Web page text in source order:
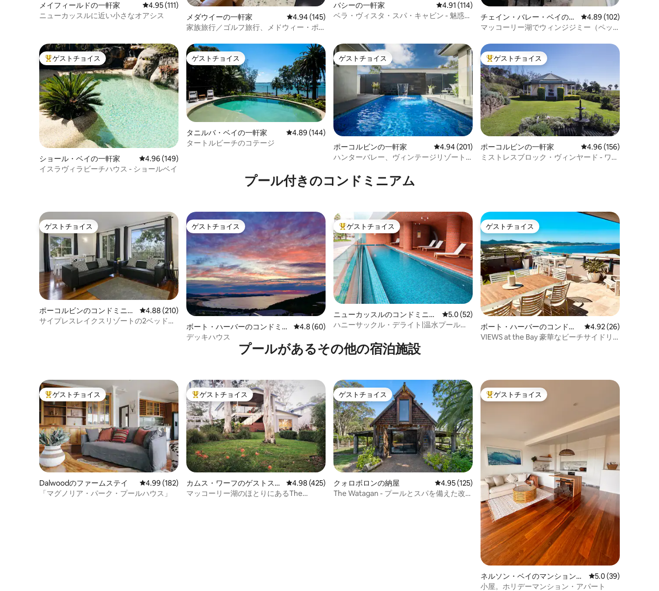
メイフィールドの一軒家 レビュー111件、5つ星中4.95つ星の平均評価
4.95 (111)
ニューカッスルに近い小さなオアシス
メダウイーの一軒家 レビュー145件、5つ星中4.94つ星の平均評価
4.94 (145)
家族旅行／ゴルフ旅行、メドウィー・ポ
バシーの一軒家 レビュー114件、5つ星中4.91つ星の平均評価
4.91 (114)
ベラ・ヴィスタ・スパ・キャビン - 魅惑の
チェイン・バレー・ベイの一
軒家
レビュー102件、5つ
4.89 (102)
マッコーリー湖でウィンジジミー（ペッ
大好評のゲストチョイスです。
ゲストチョイス
ショール・ベイの一軒家 レビュー149件、5つ星中4.96つ星の平均評価
4.96 (149)
イスラヴィラビーチハウス - ショールベイ
ゲストチョイス
ゲストチョイス
タニルバ・ベイの一軒家 レビュー144件、5つ星中4.89つ星の平均評価
4.89 (144)
タートルビーチのコテージ
ゲストチョイス
ゲストチョイス
ポーコルビンの一軒家 レビュー201件、5つ星中4.94つ星の平均評価
4.94 (201)
ハンターバレー、ヴィンテージリゾート
大好評のゲストチョイスです。
ゲストチョイス
ポーコルビンの一軒家 レビュー156件、5つ
4.96 (156)
ミストレスブロック・ヴィンヤード - ワン
プール付きのコンドミニアム
ゲストチョイス
ゲストチョイス
ポーコルビンのコンドミニア
ム
レビュー210件、5つ星中4.88つ星の平均評価
4.88 (210)
サイプレスレイクスリゾートの2ベッドル
ゲストチョイス
ゲストチョイス
ボート・ハーバーのコンドミニ
アム
レビュー60件、5つ星中4.8つ星の平均評価
4.8 (60)
デッキハウス
大好評のゲストチョイスです。
ゲストチョイス
ニューカッスルのコンドミニア
ム
レビュー52件、5つ星中5.0つ星の平均評価
5.0 (52)
ハニーサックル・デライト|温水プール、
ゲストチョイス
ゲストチョイス
ボート・ハーバーのコンドミ
ニアム
レビュー26件、5つ星
4.92 (26)
VIEWS at the Bay 豪華なビーチサイドリ
プールがあるその他の宿泊施設
大好評のゲストチョイスです。
ゲストチョイス
Dalwoodのファームステイ レビュー182件、5つ星中4.99つ星の平均評価
4.99 (182)
「マグノリア・パーク・プールハウス」
大好評のゲストチョイスです。
ゲストチョイス
カムス・ワーフのゲストスイ
ート
レビュー425件、5つ星中4.98つ星の平均評価
4.98 (425)
マッコーリー湖のほとりにあるThe
ゲストチョイス
ゲストチョイス
クォロボロンの納屋 レビュー125件、5つ星中4.95つ星の平均評価
4.95 (125)
The Watagan - プールとスパを備えた改装
大好評のゲストチョイスです。
ゲストチョイス
ネルソン・ベイのマンション・
アパート
レビュー39件、5つ
5.0 (39)
小屋。ホリデーマンション・アパート